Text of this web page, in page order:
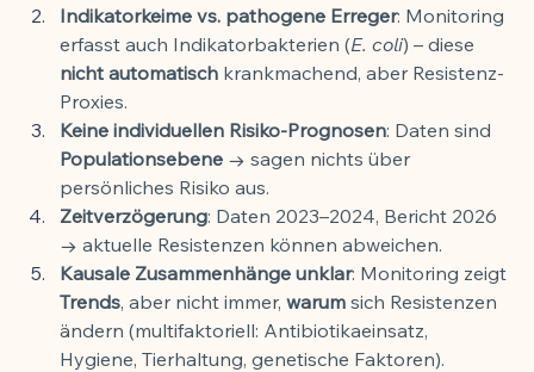
Indikatorkeime vs. pathogene Erreger: Monitoring
erfasst auch Indikatorbakterien (E. coli) – diese
nicht automatisch krankmachend, aber Resistenz-
Proxies.
Keine individuellen Risiko-Prognosen: Daten sind
Populationsebene → sagen nichts über
persönliches Risiko aus.
Zeitverzögerung: Daten 2023–2024, Bericht 2026
→ aktuelle Resistenzen können abweichen.
Kausale Zusammenhänge unklar: Monitoring zeigt
Trends, aber nicht immer, warum sich Resistenzen
ändern (multifaktoriell: Antibiotikaeinsatz,
Hygiene, Tierhaltung, genetische Faktoren).